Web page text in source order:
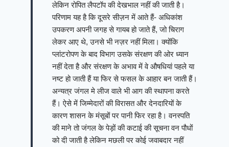
लेकिन रोपित लैपटॉप की देखभाल नहीं की जाती है।
परिणाम यह है कि दूसरे सीज़न में आते हैं- अधिकांश
उपकरण अपनी जगह से गायब हो जाते हैं, जो चिराग
लेकर आए थे, उनसे भी नज़र नहीं मिला। क्योंकि
प्लांटरोपण के बाद विभाग उसके संरक्षण की ओर ध्यान
नहीं देता है और संरक्षण के अभाव में वे औषधियां पहले या
नष्ट हो जाती हैं या फिर से फसल के आहार बन जाती हैं।
अन्यत्र जंगल मे लीज वाले भी आग की स्थापना करते
हैं। ऐसे में जिम्मेदारों की विरासत और देनदारियों के
कारण शासन के मंसूबों पर पानी फिर रहा है। वनस्पति
की माने तो जंगल के पेड़ों की कटाई की सूचना वन पौधों
को दी जाती है लेकिन मछली पर कोई जवाबदार नहीं